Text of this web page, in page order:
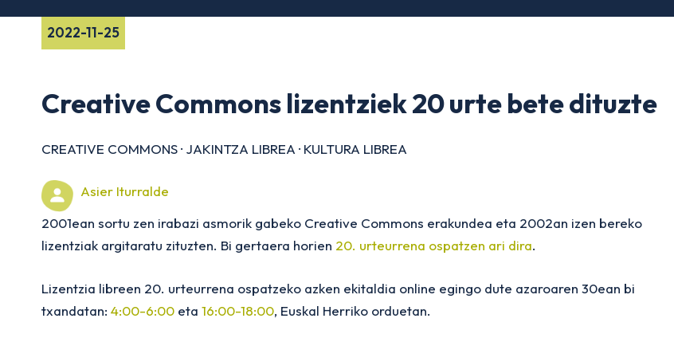
2022-11-25
Creative Commons lizentziek 20 urte bete dituzte
CREATIVE COMMONS· JAKINTZA LIBREA · KULTURA LIBREA
Asier Iturralde
2001ean sortu zen irabazi asmorik gabeko Creative Commons erakundea eta 2002an izen bereko
lizentziak argitaratu zituzten. Bi gertaera horien 20. urteurrena ospatzen ari dira.
Lizentzia libreen 20. urteurrena ospatzeko azken ekitaldia online egingo dute azaroaren 30ean bi
txandatan: 4:00-6:00 eta 16:00-18:00, Euskal Herriko orduetan.